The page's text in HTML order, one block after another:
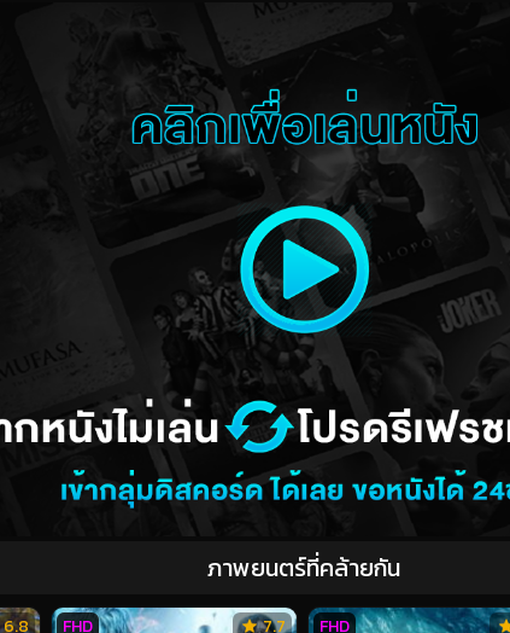
ภาพยนตร์ที่คล้ายกัน
6.8 7.7
FHD FHD